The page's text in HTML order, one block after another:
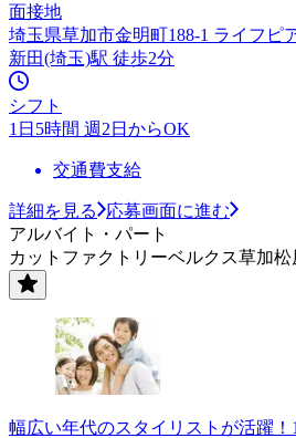
面接地
埼玉県草加市金明町188-1 ライフピ
新田(埼玉)駅 徒歩2分
シフト
1日5時間 週2日からOK
交通費支給
詳細を見る
応募画面に進む
アルバイト・パート
カットファクトリーベルクス草加松
幅広い年代のスタイリストが活躍！